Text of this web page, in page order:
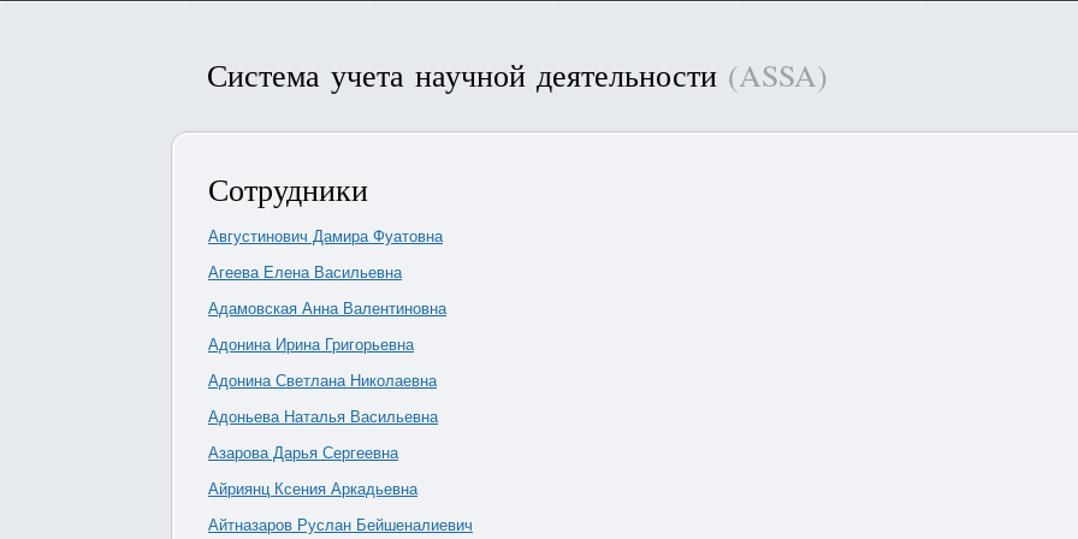
Система учета научной деятельности (ASSA)
Сотрудники
Августинович Дамира Фуатовна
Агеева Елена Васильевна
Адамовская Анна Валентиновна
Адонина Ирина Григорьевна
Адонина Светлана Николаевна
Адоньева Наталья Васильевна
Азарова Дарья Сергеевна
Айриянц Ксения Аркадьевна
Айтназаров Руслан Бейшеналиевич